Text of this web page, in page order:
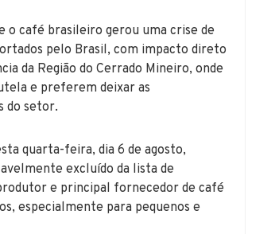
o café brasileiro gerou uma crise de
pelo Brasil, com impacto direto
da Região do Cerrado Mineiro, onde
e preferem deixar as
do setor.
quarta-feira, dia 6 de agosto,
excluído da lista de
e principal fornecedor de café
especialmente para pequenos e